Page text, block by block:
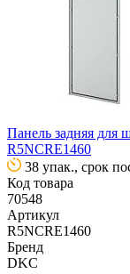
Панель задняя для
R5NCRE1460
38 упак., срок
Код товара
70548
Артикул
R5NCRE1460
Бренд
DKC